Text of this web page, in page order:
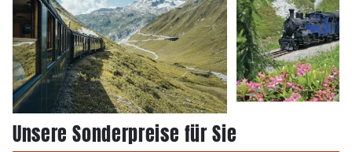
Unsere Sonderpreise für Sie